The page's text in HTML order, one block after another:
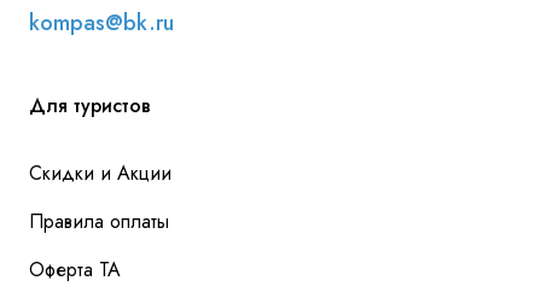
kompas@bk.ru
Для туристов
Скидки и Акции
Правила оплаты
Оферта ТА